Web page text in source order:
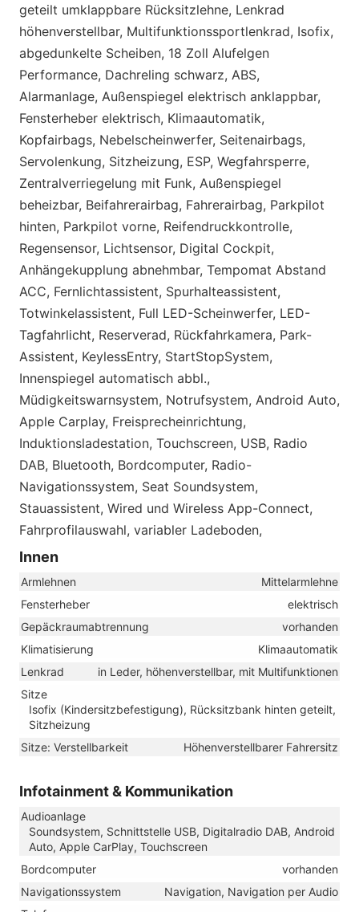
geteilt umklappbare Rücksitzlehne, Lenkrad
höhenverstellbar, Multifunktionssportlenkrad, Isofix,
abgedunkelte Scheiben, 18 Zoll Alufelgen
Performance, Dachreling schwarz, ABS,
Alarmanlage, Außenspiegel elektrisch anklappbar,
Fensterheber elektrisch, Klimaautomatik,
Kopfairbags, Nebelscheinwerfer, Seitenairbags,
Servolenkung, Sitzheizung, ESP, Wegfahrsperre,
Zentralverriegelung mit Funk, Außenspiegel
beheizbar, Beifahrerairbag, Fahrerairbag, Parkpilot
hinten, Parkpilot vorne, Reifendruckkontrolle,
Regensensor, Lichtsensor, Digital Cockpit,
Anhängekupplung abnehmbar, Tempomat Abstand
ACC, Fernlichtassistent, Spurhalteassistent,
Totwinkelassistent, Full LED-Scheinwerfer, LED-
Tagfahrlicht, Reserverad, Rückfahrkamera, Park-
Assistent, KeylessEntry, StartStopSystem,
Innenspiegel automatisch abbl.,
Müdigkeitswarnsystem, Notrufsystem, Android Auto,
Apple Carplay, Freisprecheinrichtung,
Induktionsladestation, Touchscreen, USB, Radio
DAB, Bluetooth, Bordcomputer, Radio-
Navigationssystem, Seat Soundsystem,
Stauassistent, Wired und Wireless App-Connect,
Fahrprofilauswahl, variabler Ladeboden,
Innen
Armlehnen
Mittelarmlehne
Fensterheber
elektrisch
Gepäckraumabtrennung
vorhanden
Klimatisierung
Klimaautomatik
Lenkrad
in Leder, höhenverstellbar, mit Multifunktionen
Sitze
Isofix (Kindersitzbefestigung), Rücksitzbank hinten geteilt,
Sitzheizung
Sitze: Verstellbarkeit
Höhenverstellbarer Fahrersitz
Infotainment & Kommunikation
Audioanlage
Soundsystem, Schnittstelle USB, Digitalradio DAB, Android
Auto, Apple CarPlay, Touchscreen
Bordcomputer
vorhanden
Navigationssystem
Navigation, Navigation per Audio